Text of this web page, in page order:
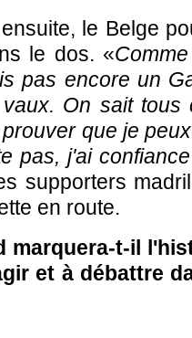
le Belge
le dos. «
pas encore un
On sait tous
que je
pas, j'ai
supporters
en route.
marquera-t-il
et à débattre